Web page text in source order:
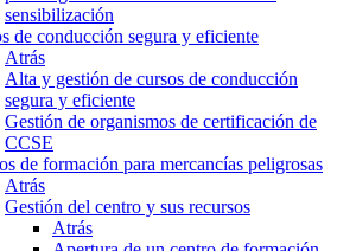
sensibilización
de conducción segura y eficiente
Atrás
Alta y gestión de cursos de conducción
segura y eficiente
Gestión de organismos de certificación de
CCSE
de formación para mercancías peligrosas
Atrás
Gestión del centro y sus recursos
Atrás